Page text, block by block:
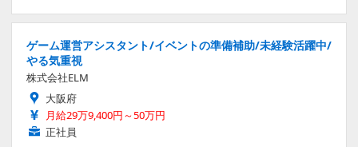
ゲーム運営アシスタント/イベントの準備補助/未経験活躍中/
やる気重視
株式会社ELM
大阪府
月給29万9,400円～50万円
正社員